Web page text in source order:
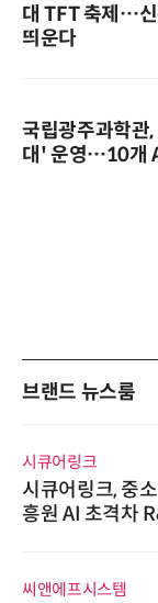
대 TFT 축제…
띄운다
국립광주과학관
브랜드 뉴스룸
시큐어링크
시큐어링크, 중
흥원 AI 초격차
씨앤에프시스템